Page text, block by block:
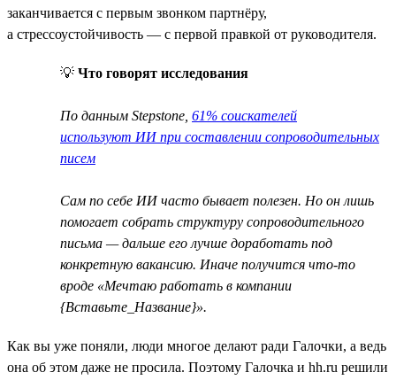
заканчивается с первым звонком партнёру,
а стрессоустойчивость — с первой правкой от руководителя.
💡 Что говорят исследования
По данным Stepstone, 61% соискателей
используют ИИ при составлении сопроводительных
писем
Сам по себе ИИ часто бывает полезен. Но он лишь
помогает собрать структуру сопроводительного
письма — дальше его лучше доработать под
конкретную вакансию. Иначе получится что-то
вроде «Мечтаю работать в компании
{Вставьте_Название}».
Как вы уже поняли, люди многое делают ради Галочки, а ведь
она об этом даже не просила. Поэтому Галочка и hh.ru решили